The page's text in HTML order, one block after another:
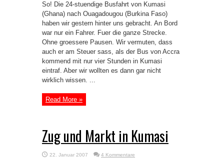
So! Die 24-stuendige Busfahrt von Kumasi
(Ghana) nach Ouagadougou (Burkina Faso)
haben wir gestern hinter uns gebracht. An Bord
war nur ein Fahrer. Fuer die ganze Strecke.
Ohne groessere Pausen. Wir vermuten, dass
auch er am Steuer sass, als der Bus von Accra
kommend mit nur vier Stunden in Kumasi
eintraf. Aber wir wollten es dann gar nicht
wirklich wissen. ...
Read More »
Zug und Markt in Kumasi
22. Januar 2007 4 Kommentare